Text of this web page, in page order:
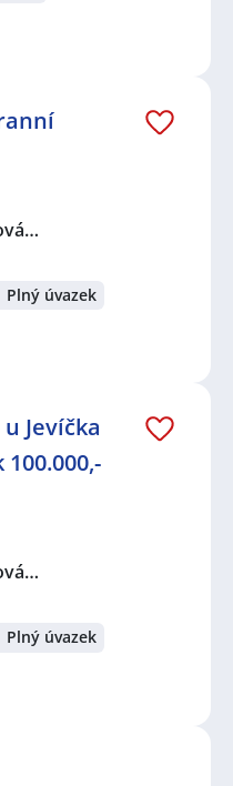
Plný úvazek
Jevíčka
Plný úvazek